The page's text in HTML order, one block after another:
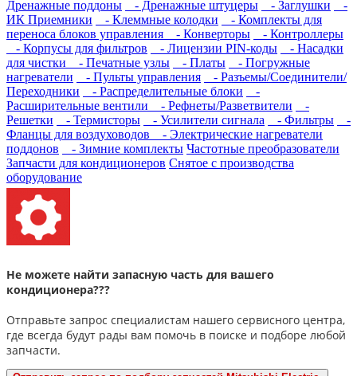
Дренажные поддоны
- Дренажные штуцеры - Заглушки
-
ИК Приемники
- Клеммные колодки
- Комплекты для
переноса блоков управления
- Конверторы
- Контроллеры
- Корпусы для фильтров
- Лицензии PIN-коды
- Насадки
для чистки
- Печатные узлы - Платы
- Погружные
нагреватели
- Пульты управления
- Разъемы/Соединители/
Переходники
- Распределительные блоки
-
Расширительные вентили
- Рефнеты/Разветвители
-
Решетки
- Термисторы - Усилители сигнала - Фильтры
-
Фланцы для воздуховодов
- Электрические нагреватели
поддонов
- Зимние комплекты Частотные преобразователи
Запчасти для кондиционеров Снятое с производства
оборудование
Не можете найти запасную часть для вашего
кондиционера???
Отправьте запрос специалистам нашего сервисного центра,
где всегда будут рады вам помочь в поиске и подборе любой
запчасти.